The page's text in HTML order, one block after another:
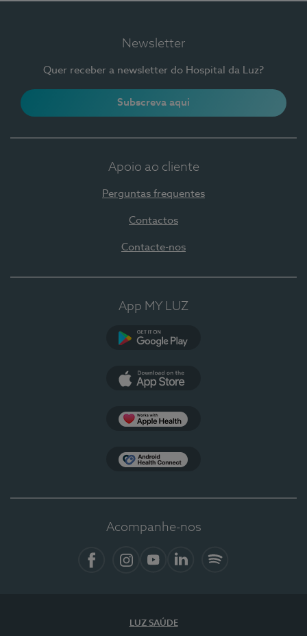
Newsletter
Quer receber a newsletter do Hospital da Luz?
Subscreva aqui
Apoio ao cliente
Perguntas frequentes
Contactos
Contacte-nos
App MY LUZ
Acompanhe-nos
LUZ SAÚDE